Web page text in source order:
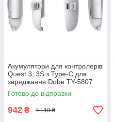
Акумулятори для контролерів
Quest 3, 3S з Type-C для
заряджання Dobe TY-5807
Готово до відправки
942 ₴ 1 110 ₴